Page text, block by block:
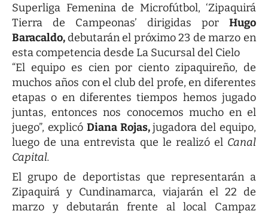
Superliga Femenina de Microfútbol, ‘Zipaquirá
Tierra de Campeonas’ dirigidas por Hugo
Baracaldo,debutarán el próximo 23 de marzo en
esta competencia desde La Sucursal del Cielo
“El equipo es cien por ciento zipaquireño, de
muchos años con el club del profe, en diferentes
etapas o en diferentes tiempos hemos jugado
juntas, entonces nos conocemos mucho en el
juego”, explicó Diana Rojas,jugadora del equipo,
luego de una entrevista que le realizó el Canal
Capital.
El grupo de deportistas que representarán a
Zipaquirá y Cundinamarca, viajarán el 22 de
marzo y debutarán frente al local Campaz